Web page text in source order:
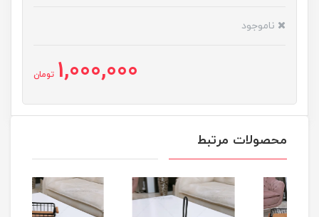
ناموجود
1,000,000 تومان
محصولات مرتبط